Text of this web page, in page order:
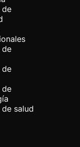
de
de
de
de
salud